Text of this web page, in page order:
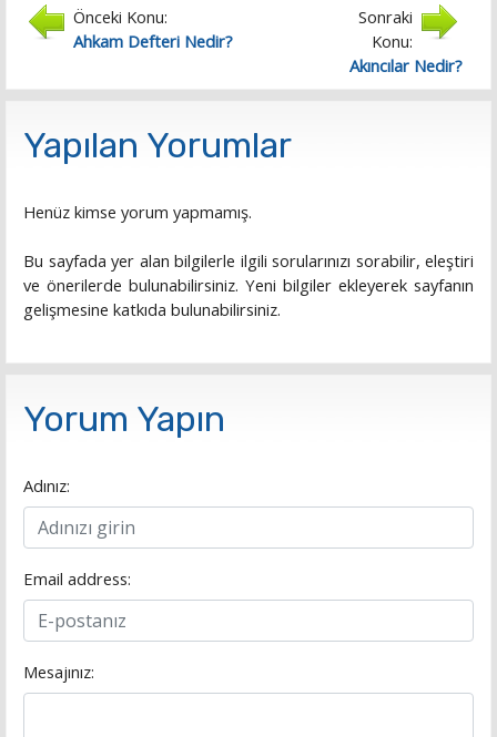
Önceki Konu:
Ahkam Defteri Nedir?
Sonraki
Konu:
Akıncılar Nedir?
Yapılan Yorumlar
Henüz kimse yorum yapmamış.
Bu sayfada yer alan bilgilerle ilgili sorularınızı sorabilir, eleştiri
ve önerilerde bulunabilirsiniz. Yeni bilgiler ekleyerek sayfanın
gelişmesine katkıda bulunabilirsiniz.
Yorum Yapın
Adınız:
Email address:
Mesajınız: